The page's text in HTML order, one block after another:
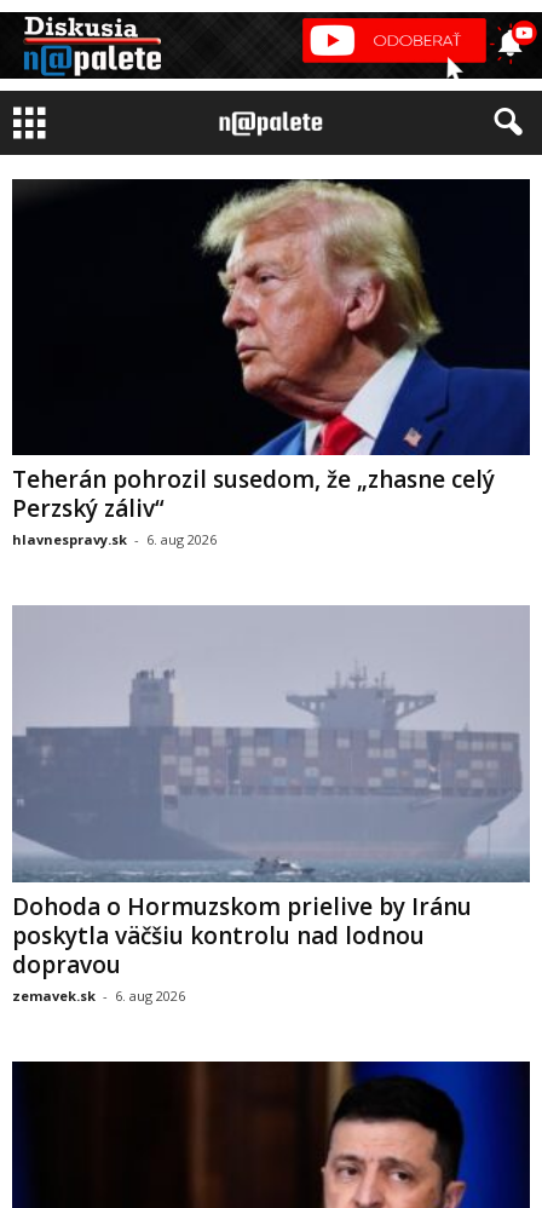
Teherán pohrozil susedom, že „zhasne celý
Perzský záliv“
hlavnespravy.sk - 6. aug 2026
Dohoda o Hormuzskom prielive by Iránu
poskytla väčšiu kontrolu nad lodnou
dopravou
zemavek.sk - 6. aug 2026